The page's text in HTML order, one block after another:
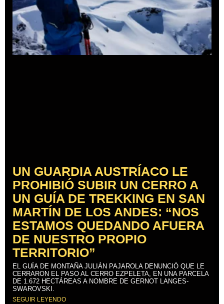
UN GUARDIA AUSTRÍACO LE
PROHIBIÓ SUBIR UN CERRO A
UN GUÍA DE TREKKING EN SAN
MARTÍN DE LOS ANDES: “NOS
ESTAMOS QUEDANDO AFUERA
DE NUESTRO PROPIO
TERRITORIO”
EL GUÍA DE MONTAÑA JULIÁN PAJAROLA DENUNCIÓ QUE LE
CERRARON EL PASO AL CERRO EZPELETA, EN UNA PARCELA
DE 1.672 HECTÁREAS A NOMBRE DE GERNOT LANGES-
SWAROVSKI.
SEGUIR LEYENDO